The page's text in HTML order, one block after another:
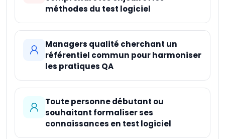
méthodes du test logiciel
Managers qualité cherchant un
référentiel commun pour harmoniser
les pratiques QA
Toute personne débutant ou
souhaitant formaliser ses
connaissances en test logiciel